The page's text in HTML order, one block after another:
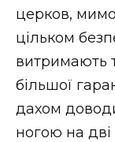
церков,
цільком
витримають
більшої
дахом
ногою на